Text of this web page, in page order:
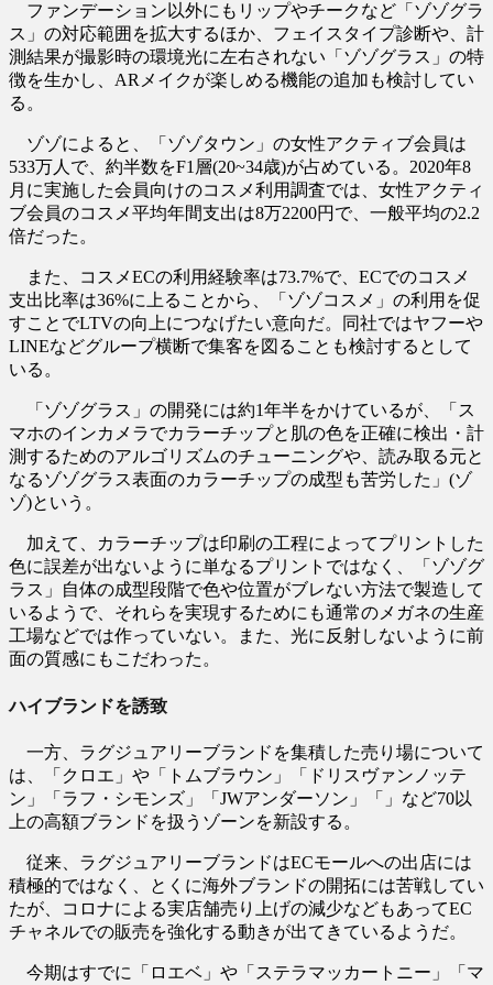
ファンデーション以外にもリップやチークなど「ゾゾグラ
ス」の対応範囲を拡大するほか、フェイスタイプ診断や、計
測結果が撮影時の環境光に左右されない「ゾゾグラス」の特
徴を生かし、ARメイクが楽しめる機能の追加も検討してい
る。
ゾゾによると、「ゾゾタウン」の女性アクティブ会員は
533万人で、約半数をF1層(20~34歳)が占めている。2020年8
月に実施した会員向けのコスメ利用調査では、女性アクティ
ブ会員のコスメ平均年間支出は8万2200円で、一般平均の2.2
倍だった。
また、コスメECの利用経験率は73.7%で、ECでのコスメ
支出比率は36%に上ることから、「ゾゾコスメ」の利用を促
すことでLTVの向上につなげたい意向だ。同社ではヤフーや
LINEなどグループ横断で集客を図ることも検討するとして
いる。
「ゾゾグラス」の開発には約1年半をかけているが、「ス
マホのインカメラでカラーチップと肌の色を正確に検出・計
測するためのアルゴリズムのチューニングや、読み取る元と
なるゾゾグラス表面のカラーチップの成型も苦労した」(ゾ
ゾ)という。
加えて、カラーチップは印刷の工程によってプリントした
色に誤差が出ないように単なるプリントではなく、「ゾゾグ
ラス」自体の成型段階で色や位置がブレない方法で製造して
いるようで、それらを実現するためにも通常のメガネの生産
工場などでは作っていない。また、光に反射しないように前
面の質感にもこだわった。
ハイブランドを誘致
一方、ラグジュアリーブランドを集積した売り場について
は、「クロエ」や「トムブラウン」「ドリスヴァンノッテ
ン」「ラフ・シモンズ」「JWアンダーソン」「」など70以
上の高額ブランドを扱うゾーンを新設する。
従来、ラグジュアリーブランドはECモールへの出店には
積極的ではなく、とくに海外ブランドの開拓には苦戦してい
たが、コロナによる実店舗売り上げの減少などもあってEC
チャネルでの販売を強化する動きが出てきているようだ。
今期はすでに「ロエベ」や「ステラマッカートニー」「マ